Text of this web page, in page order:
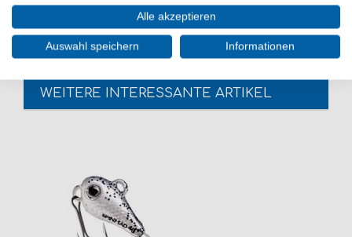
sind gut zum Aktivangeln am Forellenteich.
WEITERE INTERESSANTE ARTIKEL
Alle akzeptieren
Auswahl speichern Informationen